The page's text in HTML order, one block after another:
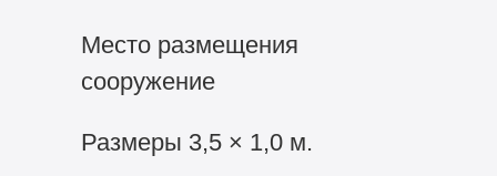
Место размещения
сооружение
Размеры 3,5 × 1,0 м.